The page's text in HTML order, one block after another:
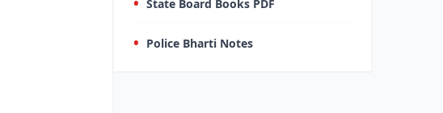
State Board Books PDF
Police Bharti Notes